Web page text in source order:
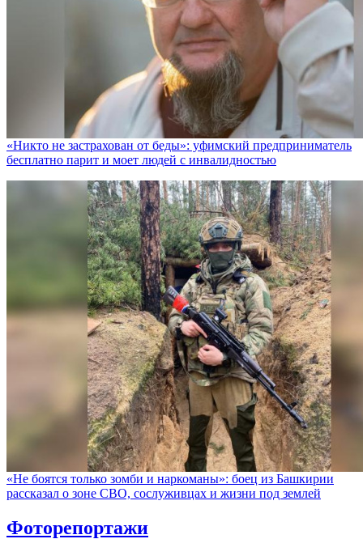
«Никто не заcтрахован от беды»: уфимский предприниматель
бесплатно парит и моет людей с инвалидностью
«Не боятся только зомби и наркоманы»: боец из Башкирии
рассказал о зоне СВО, сослуживцах и жизни под землей
Фоторепортажи